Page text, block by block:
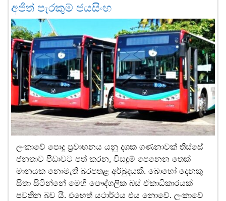
අජිත් පැරකුම් ජයසිංහ
ලංකාවේ පොදු ප්‍රවාහනය යනු දශක ගණනාවක් තිස්සේ
ජනතාව පීඩාවට පත් කරන, විසඳුම් පෙනෙන තෙක්
මානයක නොමැති බරපතළ අර්බුදයකි. බොහෝ දෙනකු
සිතා සිටින්නේ මෙහි පෞද්ගලික බස් ඒකාධිකාරයක්
පවතින බව යි. එහෙත් යථාර්ථය එය නොවේ. ලංකාවේ